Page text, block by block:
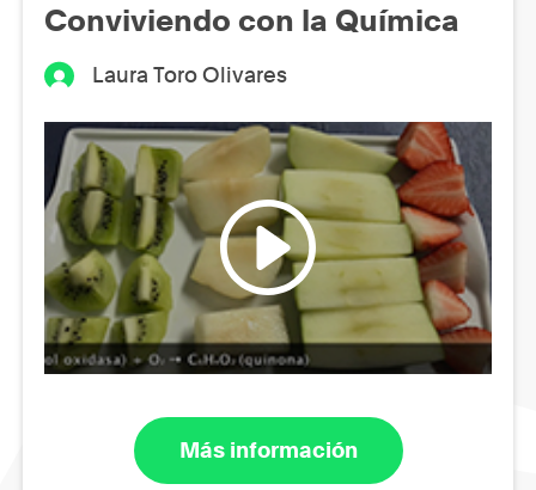
Conviviendo con la Química
Laura Toro Olivares
Más información